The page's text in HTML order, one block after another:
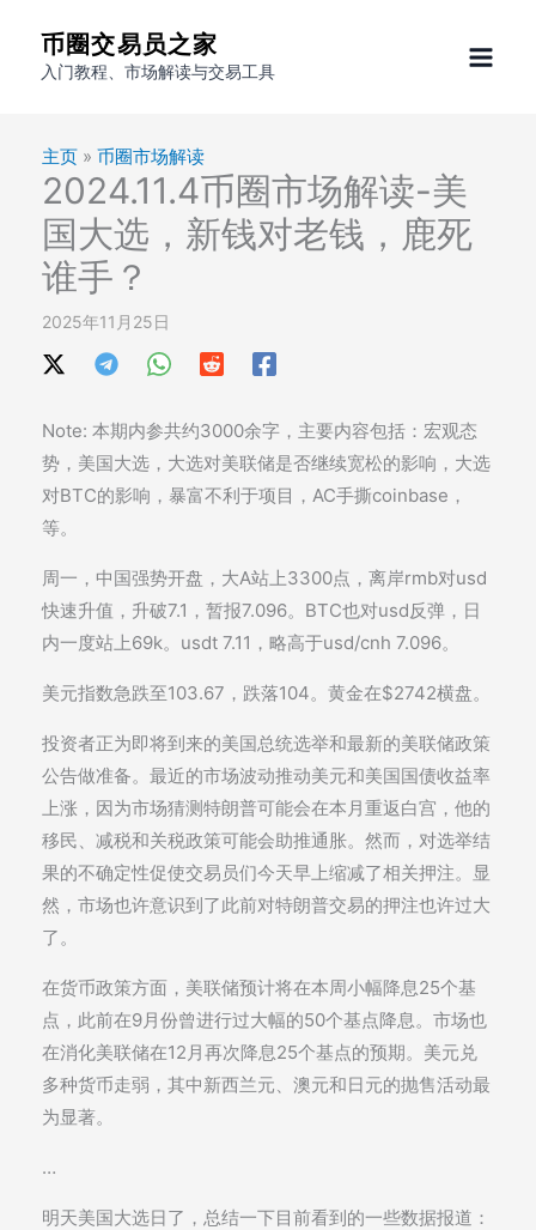
币圈交易员之家
入门教程、市场解读与交易工具
主页 » 币圈市场解读
2024.11.4币圈市场解读-美
国大选，新钱对老钱，鹿死
谁手？
2025年11月25日
Note: 本期内参共约3000余字，主要内容包括：宏观态
势，美国大选，大选对美联储是否继续宽松的影响，大选
对BTC的影响，暴富不利于项目，AC手撕coinbase，
等。
周一，中国强势开盘，大A站上3300点，离岸rmb对usd
快速升值，升破7.1，暂报7.096。BTC也对usd反弹，日
内一度站上69k。usdt 7.11，略高于usd/cnh 7.096。
美元指数急跌至103.67，跌落104。黄金在$2742横盘。
投资者正为即将到来的美国总统选举和最新的美联储政策
公告做准备。最近的市场波动推动美元和美国国债收益率
上涨，因为市场猜测特朗普可能会在本月重返白宫，他的
移民、减税和关税政策可能会助推通胀。然而，对选举结
果的不确定性促使交易员们今天早上缩减了相关押注。显
然，市场也许意识到了此前对特朗普交易的押注也许过大
了。
在货币政策方面，美联储预计将在本周小幅降息25个基
点，此前在9月份曾进行过大幅的50个基点降息。市场也
在消化美联储在12月再次降息25个基点的预期。美元兑
多种货币走弱，其中新西兰元、澳元和日元的抛售活动最
为显著。
…
明天美国大选日了，总结一下目前看到的一些数据报道：